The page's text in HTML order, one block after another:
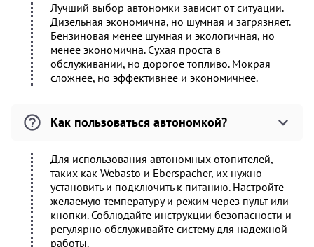
Лучший выбор автономки зависит от ситуации.
Дизельная экономична, но шумная и загрязняет.
Бензиновая менее шумная и экологичная, но
менее экономична. Сухая проста в
обслуживании, но дорогое топливо. Мокрая
сложнее, но эффективнее и экономичнее.
Как пользоваться автономкой?
Для использования автономных отопителей,
таких как Webasto и Eberspacher, их нужно
установить и подключить к питанию. Настройте
желаемую температуру и режим через пульт или
кнопки. Соблюдайте инструкции безопасности и
регулярно обслуживайте систему для надежной
работы.